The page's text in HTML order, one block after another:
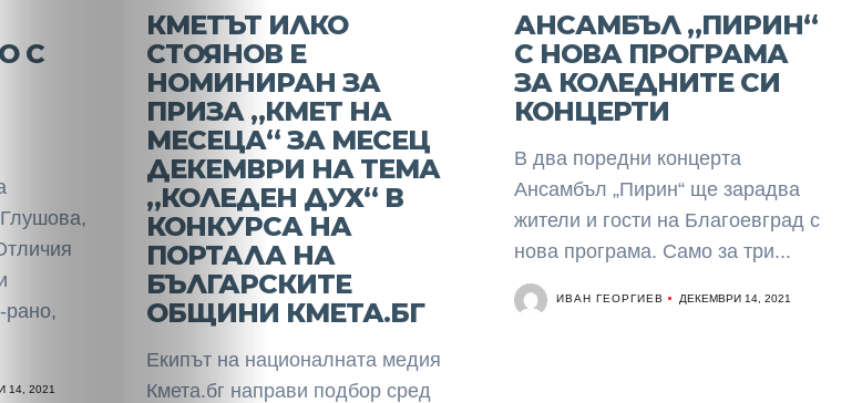
Политика
Разследване
Скандали
Култура
Светско
Крими
С
рано,
14, 2021
КМЕТЪТ ИЛКО
СТОЯНОВ Е
НОМИНИРАН ЗА
ПРИЗА „КМЕТ НА
МЕСЕЦА“ ЗА МЕСЕЦ
ДЕКЕМВРИ НА ТЕМА
„КОЛЕДЕН ДУХ“ В
КОНКУРСА НА
ПОРТАЛА НА
БЪЛГАРСКИТЕ
ОБЩИНИ КМЕТА.БГ
Екипът на националната медия
Кмета.бг направи подбор сред
АНСАМБЪЛ „ПИРИН“
С НОВА ПРОГРАМА
ЗА КОЛЕДНИТЕ СИ
КОНЦЕРТИ
В два поредни концерта
Ансамбъл „Пирин“ ще зарадва
жители и гости на Благоевград с
нова програма. Само за три...
ИВАН ГЕОРГИЕВ ДЕКЕМВРИ 14, 2021